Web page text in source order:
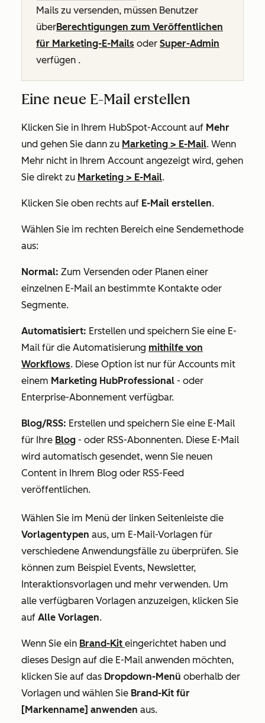
Mails zu versenden, müssen Benutzer
überBerechtigungen zum Veröffentlichen
für Marketing-E-Mails oder Super-Admin
verfügen .
Eine neue E-Mail erstellen
Klicken Sie in Ihrem HubSpot-Account auf Mehr
und gehen Sie dann zu Marketing > E-Mail. Wenn
Mehr nicht in Ihrem Account angezeigt wird, gehen
Sie direkt zu Marketing > E-Mail.
Klicken Sie oben rechts auf E-Mail erstellen.
Wählen Sie im rechten Bereich eine Sendemethode
aus:
Normal: Zum Versenden oder Planen einer
einzelnen E-Mail an bestimmte Kontakte oder
Segmente.
Automatisiert: Erstellen und speichern Sie eine E-
Mail für die Automatisierung mithilfe von
Workflows. Diese Option ist nur für Accounts mit
einem Marketing HubProfessional - oder
Enterprise-Abonnement verfügbar.
Blog/RSS: Erstellen und speichern Sie eine E-Mail
für Ihre Blog - oder RSS-Abonnenten. Diese E-Mail
wird automatisch gesendet, wenn Sie neuen
Content in Ihrem Blog oder RSS-Feed
veröffentlichen.
Wählen Sie im Menü der linken Seitenleiste die
Vorlagentypen aus, um E-Mail-Vorlagen für
verschiedene Anwendungsfälle zu überprüfen. Sie
können zum Beispiel Events, Newsletter,
Interaktionsvorlagen und mehr verwenden. Um
alle verfügbaren Vorlagen anzuzeigen, klicken Sie
auf Alle Vorlagen.
Wenn Sie ein Brand-Kit eingerichtet haben und
dieses Design auf die E-Mail anwenden möchten,
klicken Sie auf das Dropdown-Menü oberhalb der
Vorlagen und wählen Sie Brand-Kit für
[Markenname] anwenden aus.